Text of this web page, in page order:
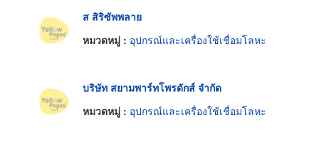
ส สิริซัพพลาย
หมวดหมู่ : อุปกรณ์และเครื่องใช้เชื่อมโลหะ
บริษัท สยามพาร์ทโพรดักส์ จำกัด
หมวดหมู่ : อุปกรณ์และเครื่องใช้เชื่อมโลหะ